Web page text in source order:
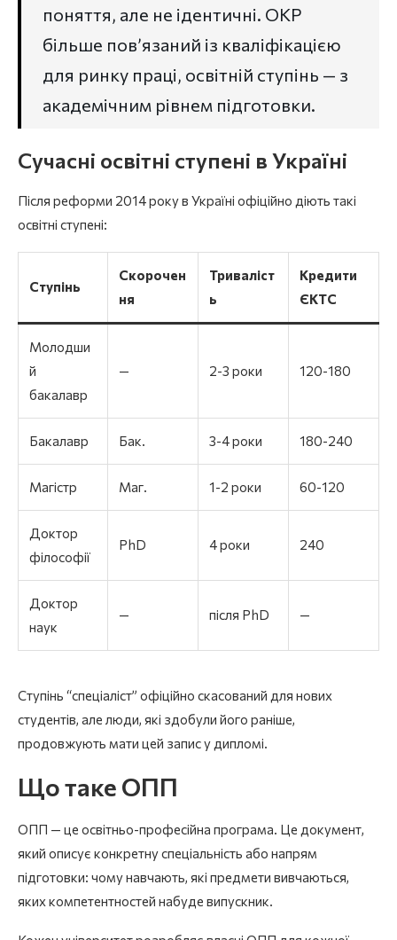
поняття, але не ідентичні. ОКР
більше пов’язаний із кваліфікацією
для ринку праці, освітній ступінь — з
академічним рівнем підготовки.
Сучасні освітні ступені в Україні
Після реформи 2014 року в Україні офіційно діють такі
освітні ступені:
Ступінь
Скорочен
ня
Триваліст
ь
Кредити
ЄКТС
Молодши
й
бакалавр
— 2-3 роки 120-180
Бакалавр Бак. 3-4 роки 180-240
Магістр Маг. 1-2 роки 60-120
Доктор
філософії
PhD 4 роки 240
Доктор
наук
— після PhD —
Ступінь “спеціаліст” офіційно скасований для нових
студентів, але люди, які здобули його раніше,
продовжують мати цей запис у дипломі.
Що таке ОПП
ОПП — це освітньо-професійна програма. Це документ,
який описує конкретну спеціальність або напрям
підготовки: чому навчають, які предмети вивчаються,
яких компетентностей набуде випускник.